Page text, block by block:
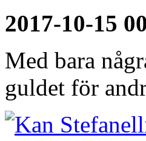
2017-10-15
Med bara
guldet för